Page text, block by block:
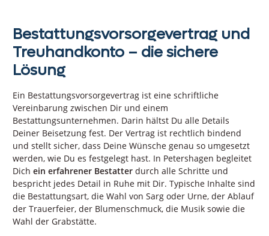
Bestattungsvorsorgevertrag und
Treuhandkonto – die sichere
Lösung
Ein Bestattungsvorsorgevertrag ist eine schriftliche
Vereinbarung zwischen Dir und einem
Bestattungsunternehmen. Darin hältst Du alle Details
Deiner Beisetzung fest. Der Vertrag ist rechtlich bindend
und stellt sicher, dass Deine Wünsche genau so umgesetzt
werden, wie Du es festgelegt hast. In Petershagen begleitet
Dich ein erfahrener Bestatter durch alle Schritte und
bespricht jedes Detail in Ruhe mit Dir. Typische Inhalte sind
die Bestattungsart, die Wahl von Sarg oder Urne, der Ablauf
der Trauerfeier, der Blumenschmuck, die Musik sowie die
Wahl der Grabstätte.